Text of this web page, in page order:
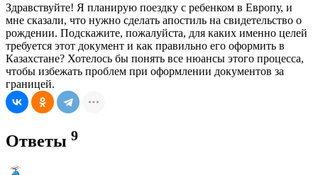
Здравствуйте! Я планирую поездку с ребенком в Европу, и
мне сказали, что нужно сделать апостиль на свидетельство о
рождении. Подскажите, пожалуйста, для каких именно целей
требуется этот документ и как правильно его оформить в
Казахстане? Хотелось бы понять все нюансы этого процесса,
чтобы избежать проблем при оформлении документов за
границей.
Ответы 9